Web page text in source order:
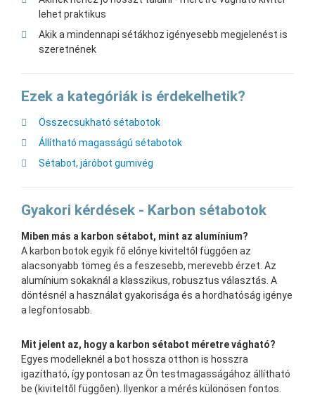
lehet praktikus
Akik a mindennapi sétákhoz igényesebb megjelenést is
szeretnének
Ezek a kategóriák is érdekelhetik?
Összecsukható sétabotok
Állítható magasságú sétabotok
Sétabot, járóbot gumivég
Gyakori kérdések - Karbon sétabotok
Miben más a karbon sétabot, mint az alumínium?
A karbon botok egyik fő előnye kiviteltől függően az
alacsonyabb tömeg és a feszesebb, merevebb érzet. Az
alumínium sokaknál a klasszikus, robusztus választás. A
döntésnél a használat gyakorisága és a hordhatóság igénye
a legfontosabb.
Mit jelent az, hogy a karbon sétabot méretre vágható?
Egyes modelleknél a bot hossza otthon is hosszra
igazítható, így pontosan az Ön testmagasságához állítható
be (kiviteltől függően). Ilyenkor a mérés különösen fontos.